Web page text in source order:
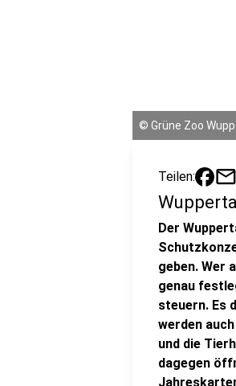
© Grüne Zoo
Teilen: mail
Der
geben. Wer
genau
steuern. Es
werden
und die
dagegen